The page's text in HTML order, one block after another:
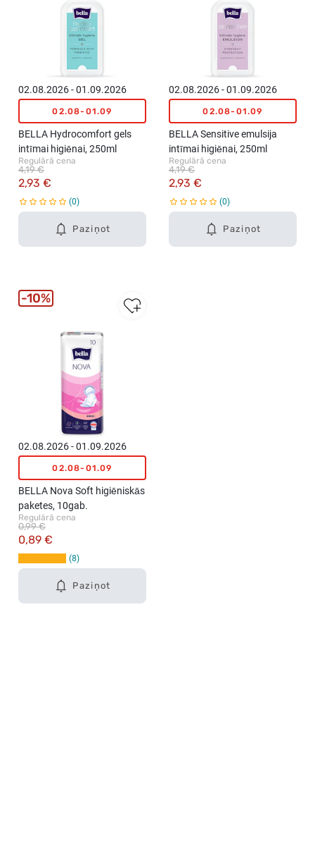
Paziņot
02.08.2026 - 01.09.2026
02.08-01.09
BELLA Hydrocomfort gels
intīmai higiēnai, 250ml
Regulārā cena
2,93 €
4,19 €
0
Paziņot
02.08.2026 - 01.09.2026
02.08-01.09
BELLA Sensitive emulsija
intīmai higiēnai, 250ml
Regulārā cena
2,93 €
4,19 €
0
Paziņot
02.08.2026 - 01.09.2026
02.08-01.09
BELLA Nova Soft higiēniskās
paketes, 10gab.
Regulārā cena
0,89 €
0,99 €
8
10%